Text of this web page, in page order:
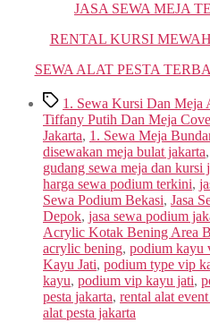
JASA SEWA MEJA
RENTAL KURSI
SEWA ALAT PESTA
Tags1. Sewa Kursi Dan Meja
Tiffany Putih Dan Meja
Jakarta, 1. Sewa Meja
disewakan meja bulat jakarta,
gudang sewa meja dan kursi
harga sewa podium terkini,
Sewa Podium Bekasi, Jasa
Depok, jasa sewa podium
Acrylic Kotak Bening Area
acrylic bening, podium kayu
Kayu Jati, podium type vip
kayu, podium vip kayu jati,
pesta jakarta, rental alat
alat pesta jakarta